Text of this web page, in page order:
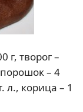
г, творог –
– 4
л., корица – 1